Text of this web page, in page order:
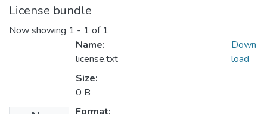
License bundle
Now showing 1 - 1 of 1
Name:
license.txt
Size:
0 B
Down
load